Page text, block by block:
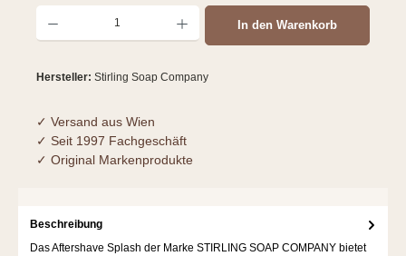
Produkt Anzahl: Gib den gewünschten Wert ein oder benutze die Schaltflächen um
In den Warenkorb
Hersteller: Stirling Soap Company
✓ Versand aus Wien
✓ Seit 1997 Fachgeschäft
✓ Original Markenprodukte
Beschreibung
Das Aftershave Splash der Marke STIRLING SOAP COMPANY bietet